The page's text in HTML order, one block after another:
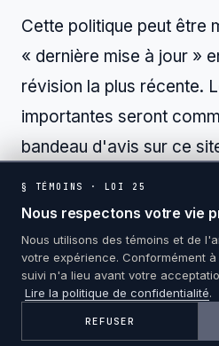
Cette politique peut être
« dernière mise à jour »
révision la plus récente.
importantes seront
bandeau d'avis sur ce
§ TÉMOINS · LOI 25
Nous respectons votre vie
Nous utilisons des témoins et de
votre expérience. Conformément
suivi n'a lieu avant votre
Lire la politique de confidentialité.
REFUSER
© 2026 PLATINE CONSULTATION
CONFIDENTIALITÉTÉMOINS